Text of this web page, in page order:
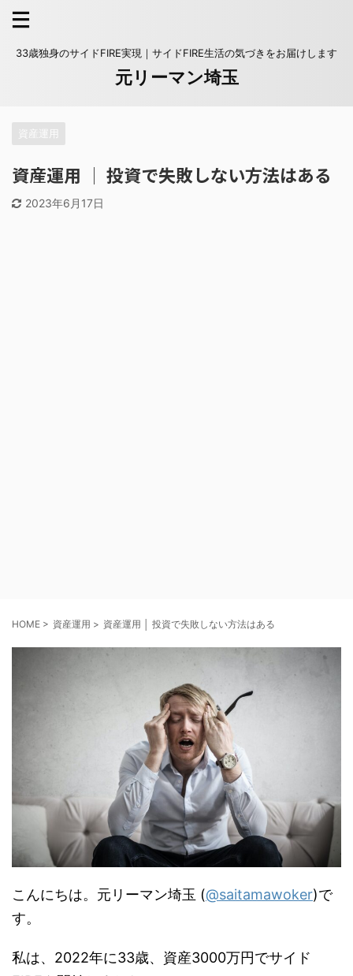
33歳独身のサイドFIRE実現｜サイドFIRE生活の気づきをお届けします
元リーマン埼玉
資産運用
資産運用 │ 投資で失敗しない方法はある
2023年6月17日
HOME > 資産運用 > 資産運用 │ 投資で失敗しない方法はある
こんにちは。元リーマン埼玉 (@saitamawoker)で
す。
私は、2022年に33歳、資産3000万円でサイド